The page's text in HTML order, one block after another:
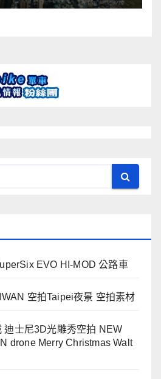
EVO HI-MOD 公路車
空拍Taipei夜景 空拍素材
迪士尼3D光雕秀空拍 NEW
drone Merry Christmas Walt